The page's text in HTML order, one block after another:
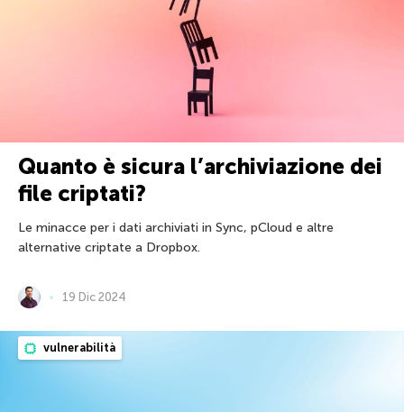
Quanto è sicura l’archiviazione dei
file criptati?
Le minacce per i dati archiviati in Sync, pCloud e altre
alternative criptate a Dropbox.
19 Dic 2024
vulnerabilità